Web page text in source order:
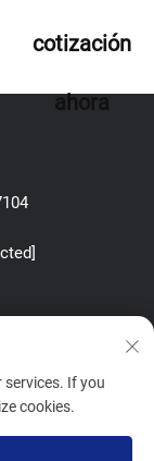
cotización
ahora
services. If you
cookies.